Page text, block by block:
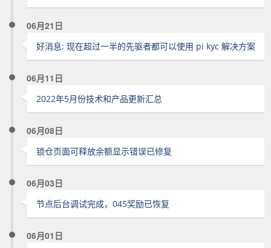
06月21日
好消息: 现在超过一半的先驱者都可以使用 pi kyc 解决方案
06月11日
2022年5月份技术和产品更新汇总
06月08日
锁仓页面可释放余额显示错误已修复
06月03日
节点后台调试完成，045奖励已恢复
06月01日